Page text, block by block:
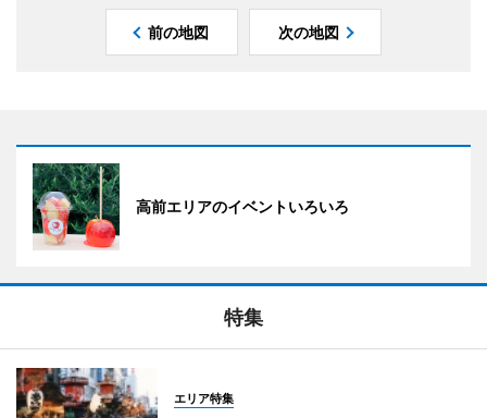
前の地図 次の地図
高前エリアのイベントいろいろ
特集
エリア特集